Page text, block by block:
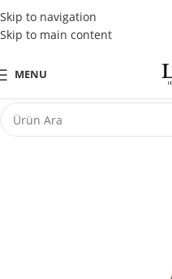
Skip to navigation
Skip to main content
Tüm Kredi Kartlarına
MENU